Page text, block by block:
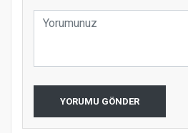
YORUMU GÖNDER